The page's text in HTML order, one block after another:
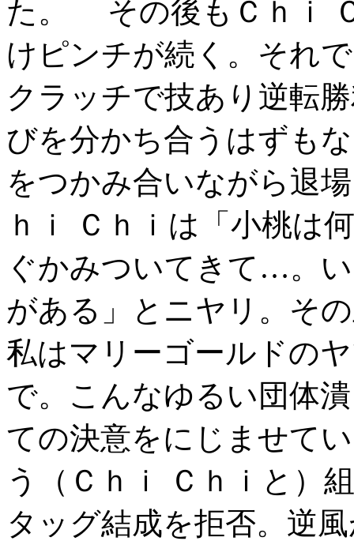
た。 その後もＣｈｉ
けピンチが続く。それ
クラッチで技あり逆転
びを分かち合うはずも
をつかみ合いながら退
ｈｉ Ｃｈｉは「小桃は
ぐかみついてきて…。
がある」とニヤリ。そ
私はマリーゴールドの
で。こんなゆるい団体
ての決意をにじませて
う（Ｃｈｉ Ｃｈｉと）
タッグ結成を拒否。逆